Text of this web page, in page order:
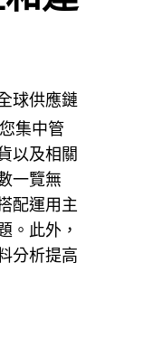
球供應鏈
集中管
以及相關
一覽無
配運用主
。此外，
分析提高